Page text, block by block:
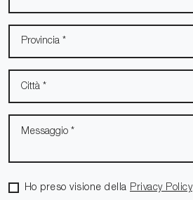
Ho preso visione della Privacy Policy